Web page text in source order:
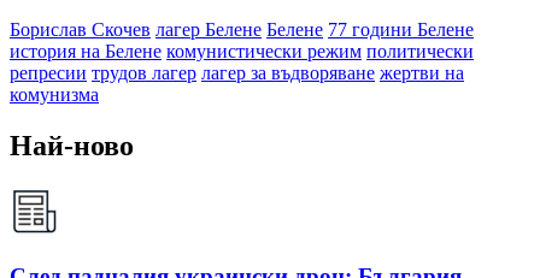
Борислав Скочев лагер Белене Белене 77 години Белене
история на Белене комунистически режим политически
репресии трудов лагер лагер за въдворяване жертви на
комунизма
Най-ново